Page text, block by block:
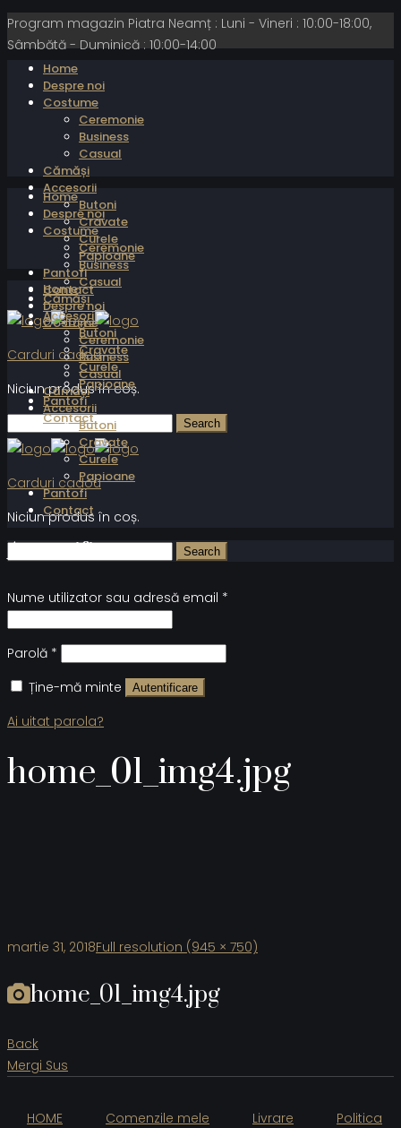
Program magazin Piatra Neamț : Luni - Vineri : 10:00-18:00,
Sâmbătă - Duminică : 10:00-14:00
Home
Despre noi
Costume
Ceremonie
Business
Casual
Cămăși
Accesorii
Butoni
Cravate
Curele
Papioane
Pantofi
Contact
Carduri cadou
Niciun produs în coș.
Home
Despre noi
Costume
Ceremonie
Business
Casual
Cămăși
Accesorii
Butoni
Cravate
Curele
Papioane
Pantofi
Contact
Carduri cadou
Niciun produs în coș.
Home
Despre noi
Costume
Ceremonie
Business
Casual
Cămăși
Accesorii
Butoni
Cravate
Curele
Papioane
Pantofi
Contact
Autentificare
Nume utilizator sau adresă email *
Parolă *
Ține-mă minte
Autentificare
Ai uitat parola?
home_01_img4.jpg
martie 31, 2018Full resolution (945 × 750)
home_01_img4.jpg
Back
Mergi Sus
HOME Comenzile mele Livrare
Politica